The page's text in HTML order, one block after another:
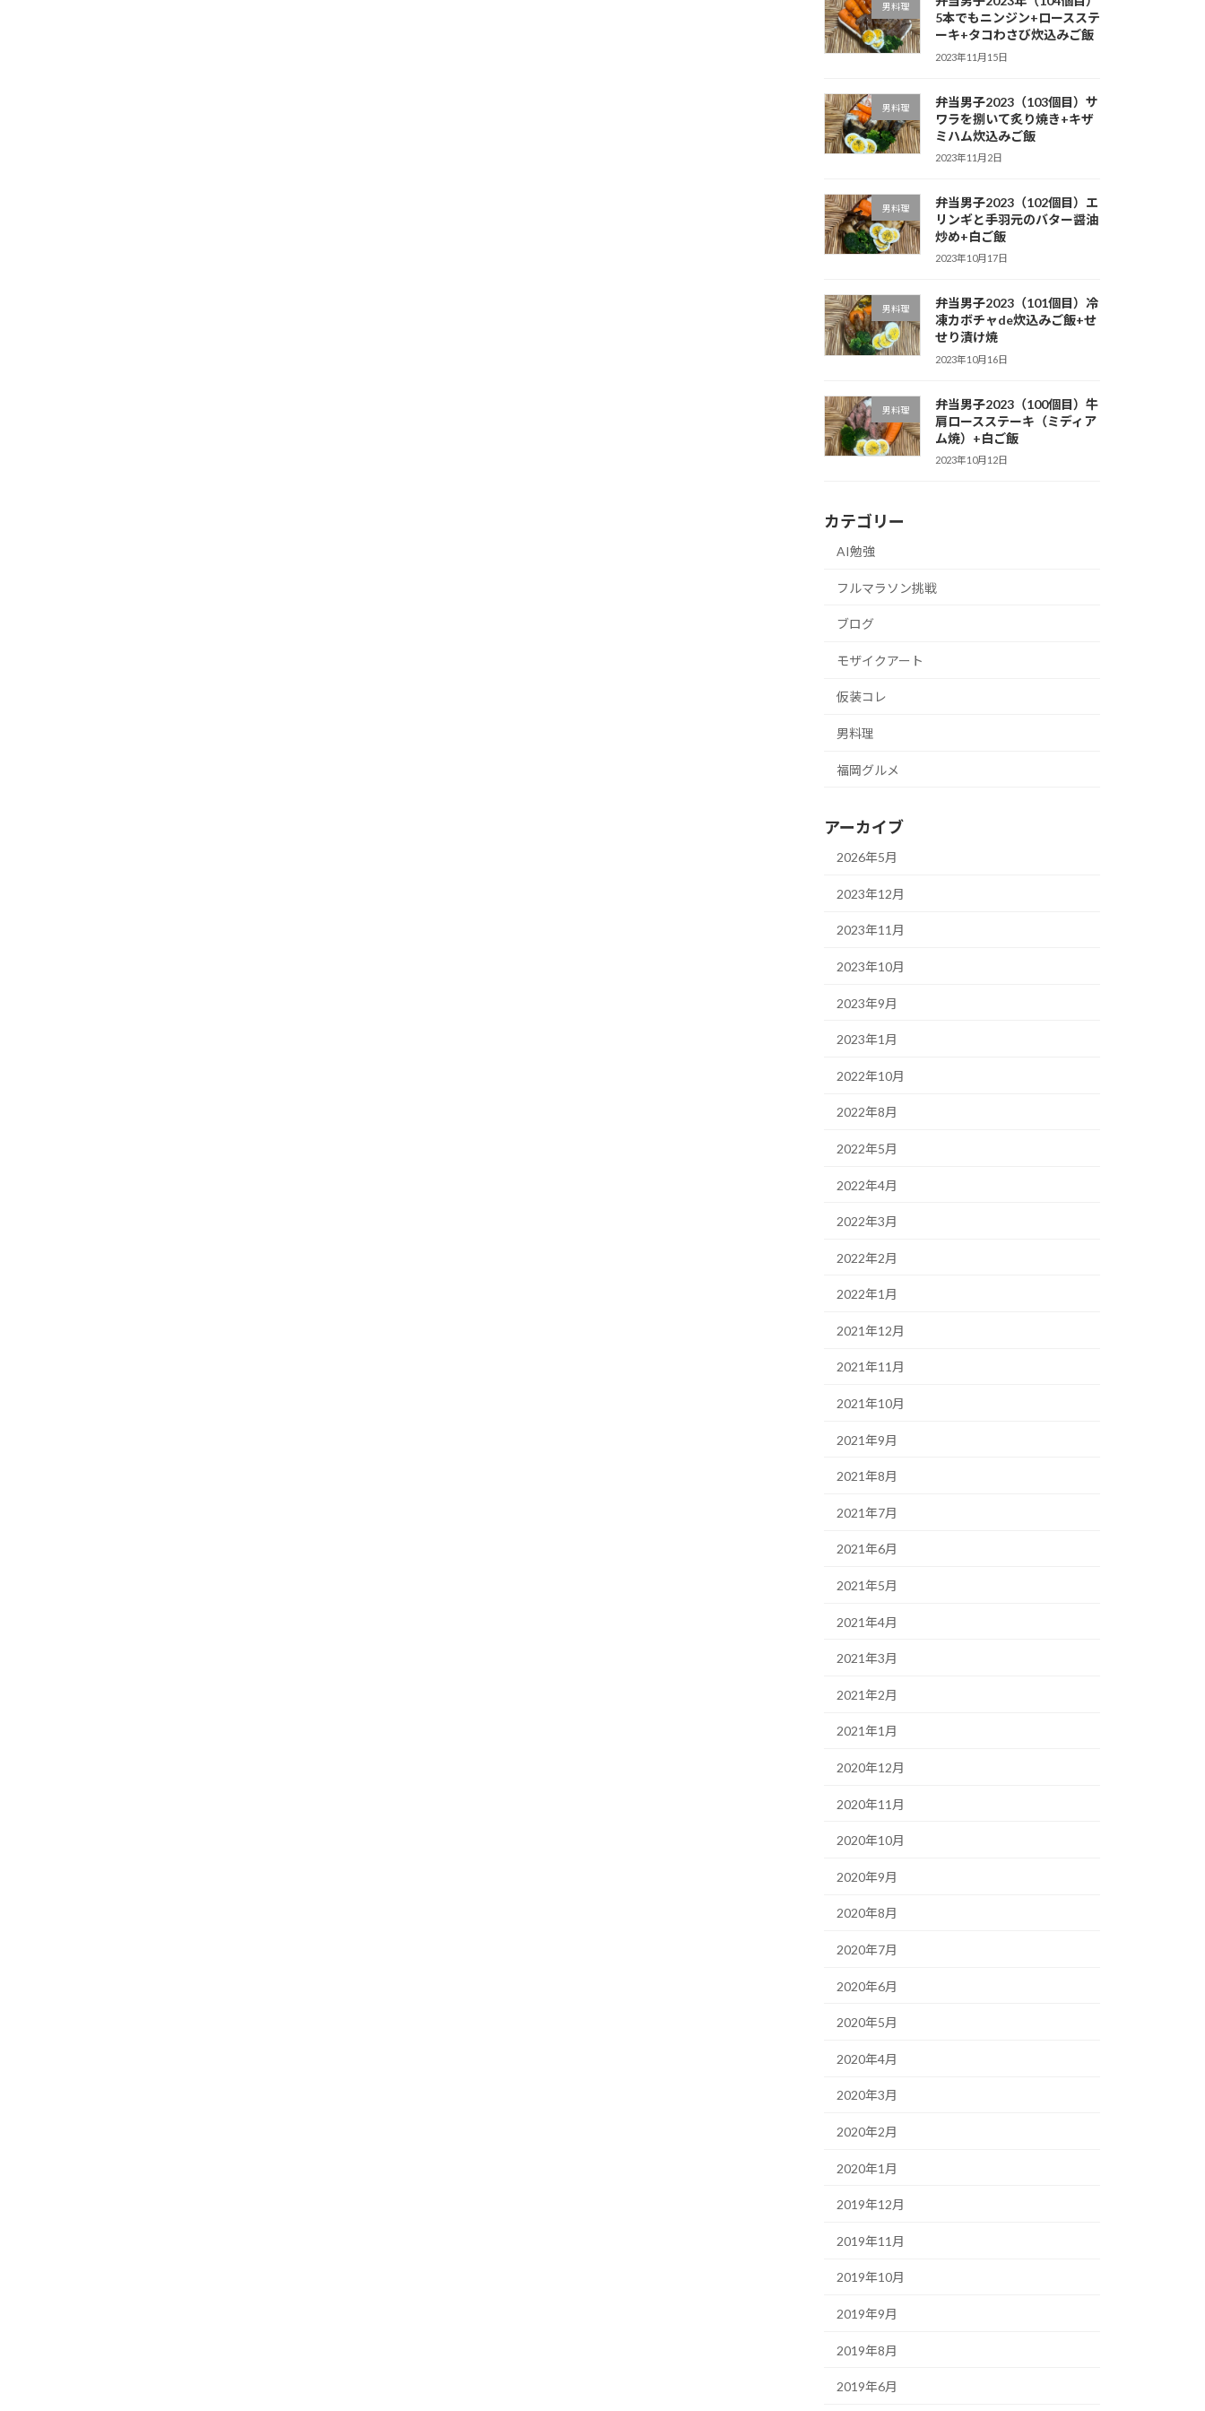
男料理
5本でもニンジン+ロースステ
ーキ+タコわさび炊込みご飯
2023年11月15日
男料理
弁当男子2023（103個目）サ
ワラを捌いて炙り焼き+キザ
ミハム炊込みご飯
2023年11月2日
男料理
弁当男子2023（102個目）エ
リンギと手羽元のバター醤油
炒め+白ご飯
2023年10月17日
男料理
弁当男子2023（101個目）冷
凍カボチャde炊込みご飯+せ
せり漬け焼
2023年10月16日
男料理
弁当男子2023（100個目）牛
肩ロースステーキ（ミディア
ム焼）+白ご飯
2023年10月12日
カテゴリー
AI勉強
フルマラソン挑戦
ブログ
モザイクアート
仮装コレ
男料理
福岡グルメ
アーカイブ
2026年5月
2023年12月
2023年11月
2023年10月
2023年9月
2023年1月
2022年10月
2022年8月
2022年5月
2022年4月
2022年3月
2022年2月
2022年1月
2021年12月
2021年11月
2021年10月
2021年9月
2021年8月
2021年7月
2021年6月
2021年5月
2021年4月
2021年3月
2021年2月
2021年1月
2020年12月
2020年11月
2020年10月
2020年9月
2020年8月
2020年7月
2020年6月
2020年5月
2020年4月
2020年3月
2020年2月
2020年1月
2019年12月
2019年11月
2019年10月
2019年9月
2019年8月
2019年6月